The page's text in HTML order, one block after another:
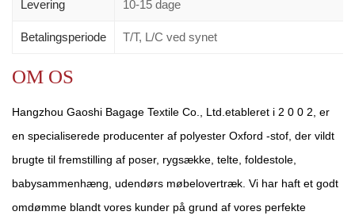
Levering 10-15 dage
Betalingsperiode T/T, L/C ved synet
OM OS
Hangzhou Gaoshi Bagage Textile Co., Ltd.etableret i 2 0 0 2, er
en specialiserede producenter af polyester Oxford -stof, der vildt
brugte til fremstilling af poser, rygsække, telte, foldestole,
babysammenhæng, udendørs møbelovertræk. Vi har haft et godt
omdømme blandt vores kunder på grund af vores perfekte